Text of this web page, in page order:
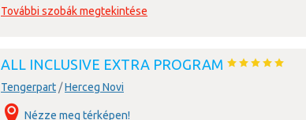
További szobák megtekintése
ALL INCLUSIVE EXTRA PROGRAM
Tengerpart /Herceg Novi
Nézze meg térképen!